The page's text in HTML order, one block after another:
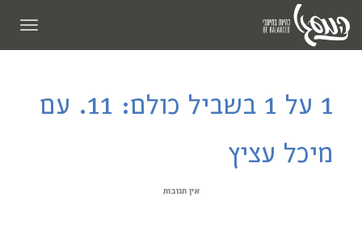
1 על 1 בשביל כולם: 11. עם
מיכל עציץ
אין תגובות